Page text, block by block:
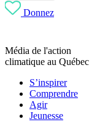
Donnez
Média de l'action
climatique au Québec
S’inspirer
Comprendre
Agir
Jeunesse